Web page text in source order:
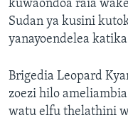
kuwaondoa raia
Sudan ya kusini
yanayoendelea
Brigedia Leopard
zoezi hilo
watu elfu thelathini